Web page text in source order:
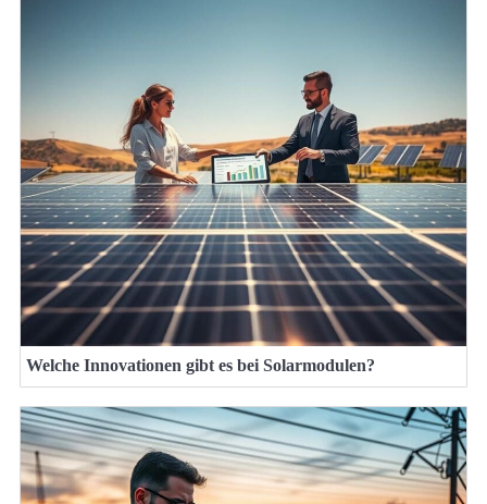
Welche Innovationen gibt es bei Solarmodulen?